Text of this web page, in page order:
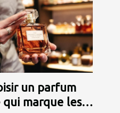
un parfum
marque les